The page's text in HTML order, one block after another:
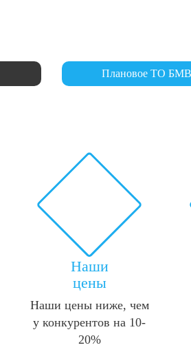
Плановое ТО БМВ
Наши
цены
Наши цены ниже, чем
у конкурентов на 10-
20%